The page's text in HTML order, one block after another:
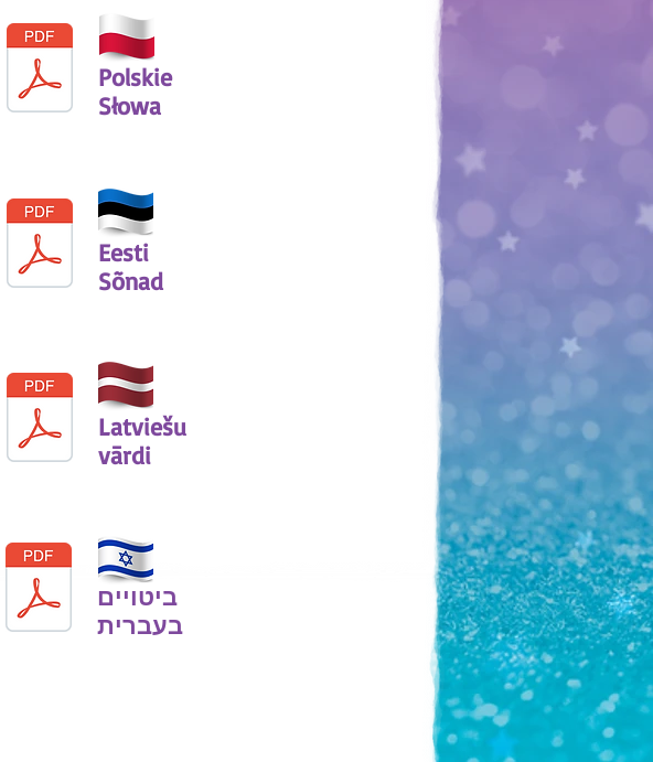
Eesti
Sõnad
Latviešu
vārdi
Polskie
Słowa
ביטויים
בעברית